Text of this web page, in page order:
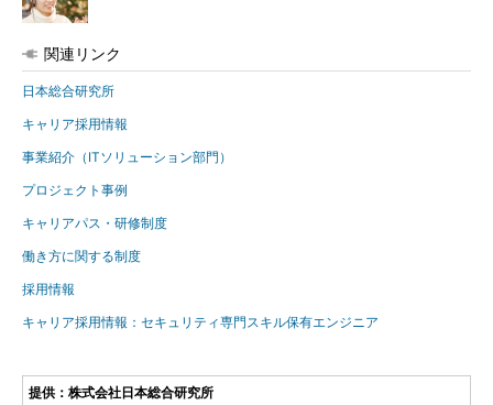
関連リンク
日本総合研究所
キャリア採用情報
事業紹介（ITソリューション部門）
プロジェクト事例
キャリアパス・研修制度
働き方に関する制度
採用情報
キャリア採用情報：セキュリティ専門スキル保有エンジニア
提供：株式会社日本総合研究所